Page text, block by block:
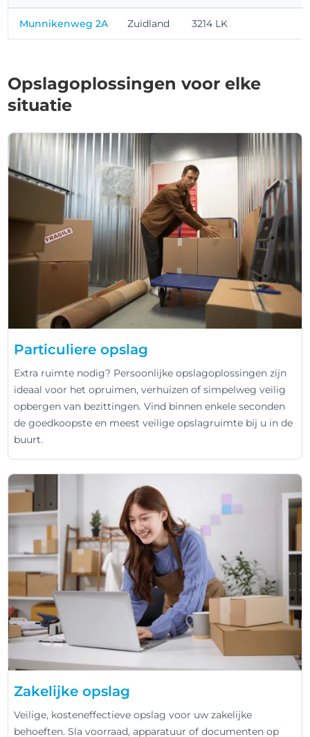
Munnikenweg 2A Zuidland 3214 LK
Opslagoplossingen voor elke
situatie
Particuliere opslag
Extra ruimte nodig? Persoonlijke opslagoplossingen zijn
ideaal voor het opruimen, verhuizen of simpelweg veilig
opbergen van bezittingen. Vind binnen enkele seconden
de goedkoopste en meest veilige opslagruimte bij u in de
buurt.
Zakelijke opslag
Veilige, kosteneffectieve opslag voor uw zakelijke
behoeften. Sla voorraad, apparatuur of documenten op